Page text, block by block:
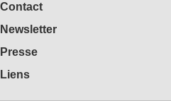
Contact
Newsletter
Presse
Liens